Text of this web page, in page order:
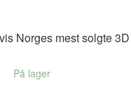
Norges mest solgte
På lager